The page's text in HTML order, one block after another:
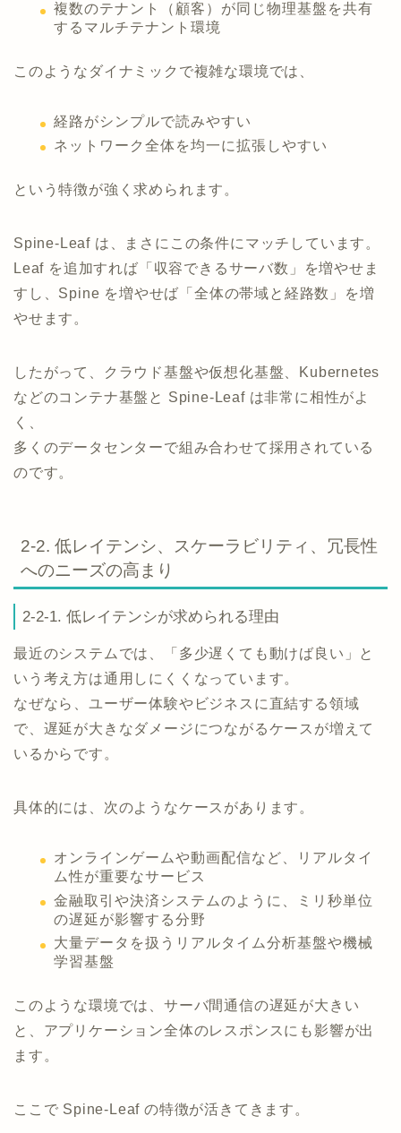
複数のテナント（顧客）が同じ物理基盤を共有
するマルチテナント環境
このようなダイナミックで複雑な環境では、
経路がシンプルで読みやすい
ネットワーク全体を均一に拡張しやすい
という特徴が強く求められます。
Spine-Leaf は、まさにこの条件にマッチしています。
Leaf を追加すれば「収容できるサーバ数」を増やせま
すし、Spine を増やせば「全体の帯域と経路数」を増
やせます。
したがって、クラウド基盤や仮想化基盤、Kubernetes
などのコンテナ基盤と Spine-Leaf は非常に相性がよ
く、
多くのデータセンターで組み合わせて採用されている
のです。
2-2. 低レイテンシ、スケーラビリティ、冗長性
へのニーズの高まり
2-2-1. 低レイテンシが求められる理由
最近のシステムでは、「多少遅くても動けば良い」と
いう考え方は通用しにくくなっています。
なぜなら、ユーザー体験やビジネスに直結する領域
で、遅延が大きなダメージにつながるケースが増えて
いるからです。
具体的には、次のようなケースがあります。
オンラインゲームや動画配信など、リアルタイ
ム性が重要なサービス
金融取引や決済システムのように、ミリ秒単位
の遅延が影響する分野
大量データを扱うリアルタイム分析基盤や機械
学習基盤
このような環境では、サーバ間通信の遅延が大きい
と、アプリケーション全体のレスポンスにも影響が出
ます。
ここで Spine-Leaf の特徴が活きてきます。